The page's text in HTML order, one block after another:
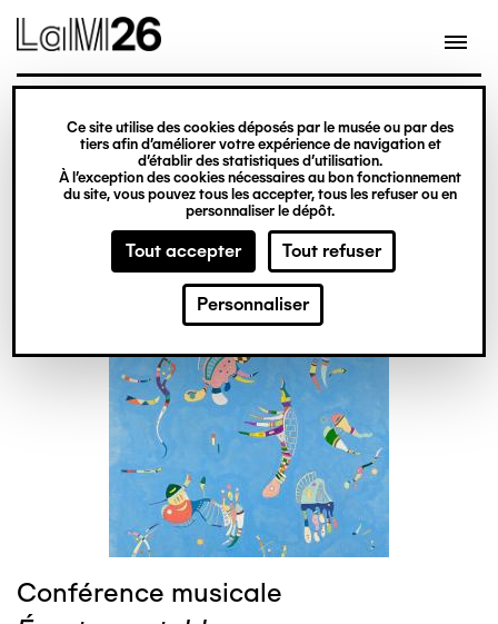
Gestion des cookies
Ce site utilise des cookies déposés par le musée ou par des
tiers afin d’améliorer votre expérience de navigation et
d’établir des statistiques d’utilisation.
À l’exception des cookies nécessaires au bon fonctionnement
du site, vous pouvez tous les accepter, tous les refuser ou en
personnaliser le dépôt.
Tout accepter Tout refuser
Personnaliser
Aller
au
contenu
principal
conférence, débat
Conférence musicale
Conférence musicale